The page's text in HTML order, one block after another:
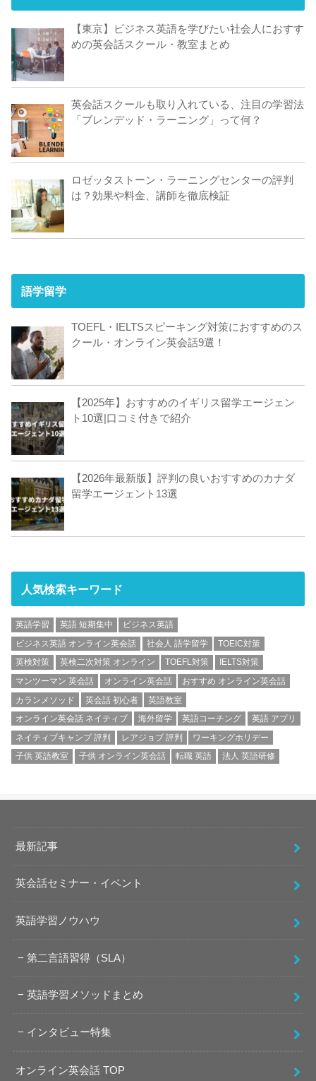
【東京】ビジネス英語を学びたい社会人におすす
めの英会話スクール・教室まとめ
英会話スクールも取り入れている、注目の学習法
「ブレンデッド・ラーニング」って何？
ロゼッタストーン・ラーニングセンターの評判
は？効果や料金、講師を徹底検証
語学留学
TOEFL・IELTSスピーキング対策におすすめのス
クール・オンライン英会話9選！
【2025年】おすすめのイギリス留学エージェン
ト10選|口コミ付きで紹介
【2026年最新版】評判の良いおすすめのカナダ
留学エージェント13選
人気検索キーワード
英語学習 英語 短期集中
ビジネス英語
ビジネス英語 オンライン英会話
社会人 語学留学
TOEIC対策
英検対策
英検二次対策 オンライン TOEFL対策
IELTS対策
マンツーマン 英会話
オンライン英会話
おすすめ オンライン英会話
カランメソッド
英会話 初心者
英語教室
オンライン英会話 ネイティブ
海外留学 英語コーチング
英語 アプリ
ネイティブキャンプ 評判
レアジョブ 評判
ワーキングホリデー
子供 英語教室
子供 オンライン英会話 転職 英語 法人 英語研修
最新記事
英会話セミナー・イベント
英語学習ノウハウ
第二言語習得（SLA）
英語学習メソッドまとめ
インタビュー特集
オンライン英会話 TOP